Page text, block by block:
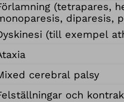
(tetrapares,
diparesis,
(till exempel
cerebral palsy
och